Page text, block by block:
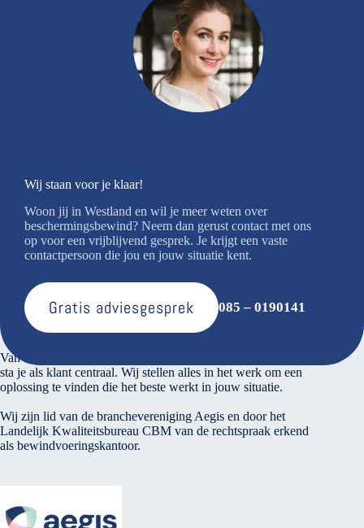
Wij staan voor je klaar!
Woon jij in Westland en wil je meer weten over
beschermingsbewind? Neem dan gerust contact met ons
op voor een vrijblijvend gesprek. Je krijgt een vaste
contactpersoon die jou en jouw situatie kent.
Gratis adviesgesprek 085 – 0190141
Over ons
Van den Bosse voert verantwoord financieel beheer. Bij ons
sta je als klant centraal. Wij stellen alles in het werk om een
oplossing te vinden die het beste werkt in jouw situatie.
Wij zijn lid van de branchevereniging Aegis en door het
Landelijk Kwaliteitsbureau CBM van de rechtspraak erkend
als bewindvoeringskantoor.